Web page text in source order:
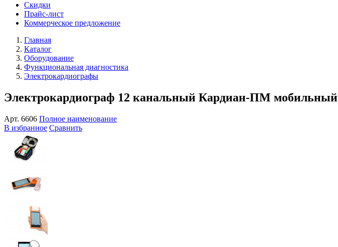
Скидки
Прайс-лист
Коммерческое предложение
Главная
Каталог
Оборудование
Функциональная диагностика
Электрокардиографы
Электрокардиограф 12 канальный Кардиан-ПМ мобильный
Арт. 6606 Полное наименование
В избранное Сравнить